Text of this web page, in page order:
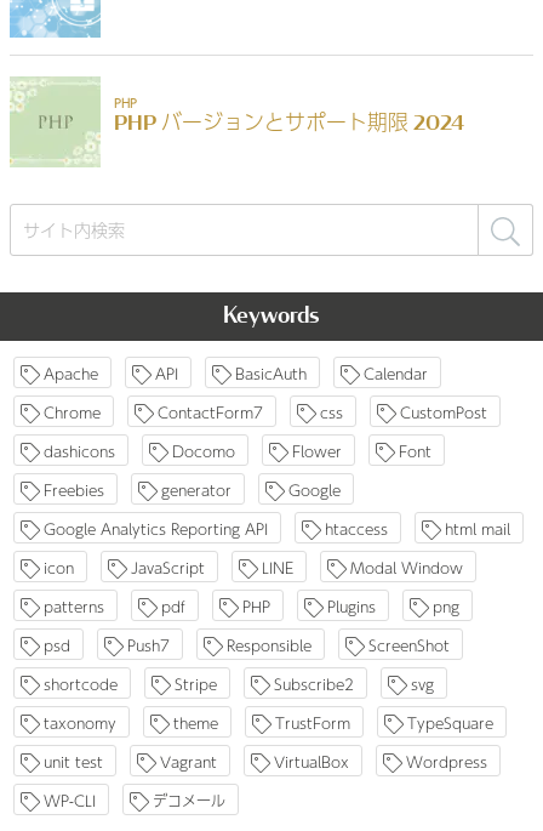
検
索:
Keywords
Apache API BasicAuth
Calendar
Chrome
ContactForm7 css
CustomPost
dashicons
Docomo Flower
Font
Freebies
generator
Google
Google Analytics Reporting API
htaccess
html mail
icon
JavaScript LINE
Modal Window
patterns
pdf PHP Plugins
png
psd
Push7 Responsible
ScreenShot
shortcode
Stripe Subscribe2
svg
taxonomy
theme TrustForm
TypeSquare
unit test
Vagrant VirtualBox
Wordpress
WP-CLI
デコメール